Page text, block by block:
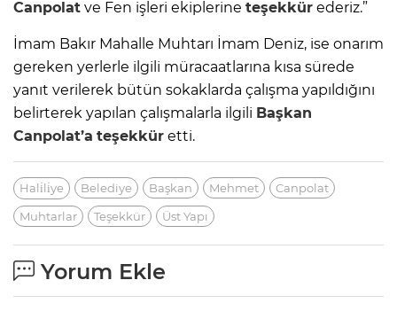
Canpolat ve Fen işleri ekiplerine teşekkür ederiz.”
İmam Bakır Mahalle Muhtarı İmam Deniz, ise onarım
gereken yerlerle ilgili müracaatlarına kısa sürede
yanıt verilerek bütün sokaklarda çalışma yapıldığını
belirterek yapılan çalışmalarla ilgili Başkan
Canpolat’a teşekkür etti.
Hali̇li̇ye Belediye Başkan Mehmet
Canpolat
Muhtarlar
Teşekkür Üst Yapı
Yorum Ekle